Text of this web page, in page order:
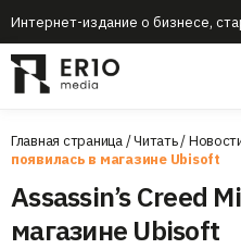
Интернет-издание о бизнесе,
Главная страница/Читать/
появилась в магазине Ubisoft
Assassin’s Creed
магазине Ubisoft